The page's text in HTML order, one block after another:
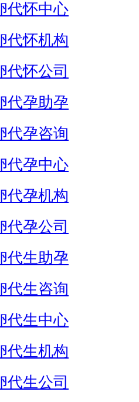
代怀中心
代怀机构
代怀公司
代孕助孕
代孕咨询
代孕中心
代孕机构
代孕公司
代生助孕
代生咨询
代生中心
代生机构
代生公司